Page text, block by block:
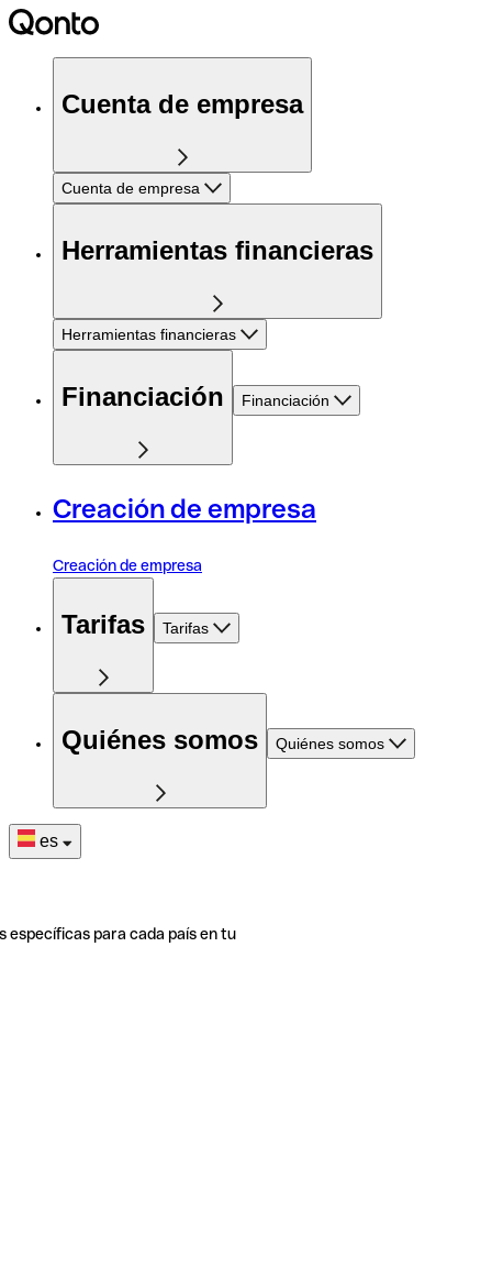
Cuenta de empresa
Cuenta de empresa
Herramientas financieras
Herramientas financieras
Financiación Financiación
Creación de empresa
Creación de empresa
Tarifas Tarifas
Quiénes somos Quiénes somos
es
específicas para cada país en tu